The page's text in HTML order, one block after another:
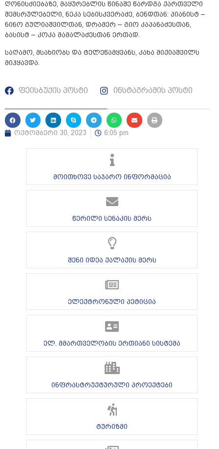
ღონისძიებაზე, მაყურებლის წინაშე წარდგა ქართველი
შემსრულებელი, ნეკა სებისკვერაძე, ბენდთან: პიანისტ –
ნინო გულიაშვილთან, დრამერ – გიო კაპანაძესთან,
ბასისტ – კოკა მამალაძესთან ერთად.
საღამო, მსახიობს და ტელეწამყვანს, კახა მიქიაშვილს
მიჰყავდა.
ფეისბუქის პოსტი ინსტაგრამის პოსტი
ოქტომბერი 30, 2023 6:05 pm
მოითხოვე საჯარო ინფორმაცია
წერილი სენაკის მერს
შენი იდეა ქალაქის მერს
ელექტრონული პეტიცია
ელ. მმართველობის ერთიანი სისტემა
ინფრასტრუქტურული პროექტები
ტურიზმი